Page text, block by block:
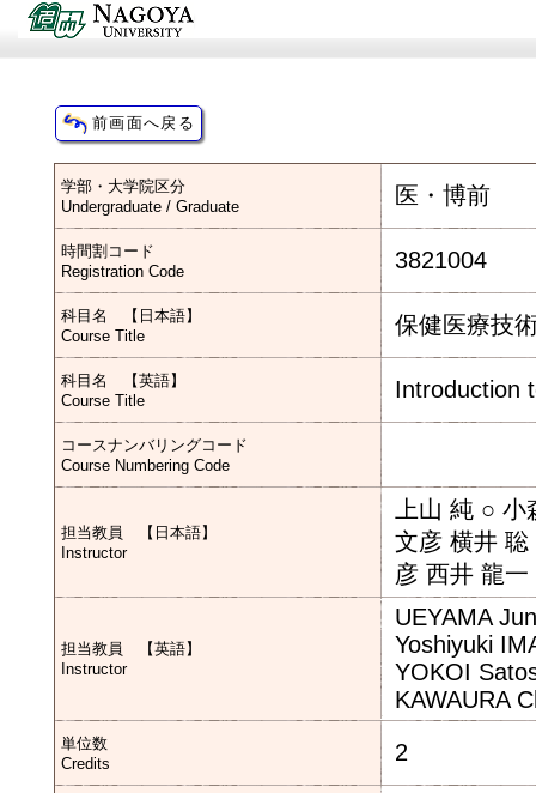
学部・大学院区分
Undergraduate / Graduate
医・博前
時間割コード
Registration Code
3821004
科目名 【日本語】
Course Title
保健医療技
科目名 【英語】
Course Title
Introduction
コースナンバリングコード
Course Numbering Code
担当教員 【日本語】
Instructor
上山 純 ○
文彦 横井 聡
彦 西井 龍一
担当教員 【英語】
Instructor
UEYAMA
Yoshiyuki
YOKOI
KAWAURA
単位数
Credits
2